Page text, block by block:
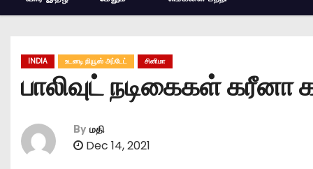
INDIA உடனடி நியூஸ் அப்டேட் சினிமா
பாலிவுட் நடிகைகள் கரீனா
By மதி
Dec 14, 2021